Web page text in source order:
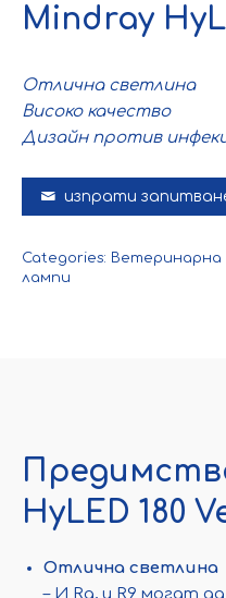
Mindray
Отлична светлина
Високо качество
Дизайн против
изпрати
Categories: Ветеринарна
лампи
HyLED 180
Отлична светлина
– И Ra, и R9 могат